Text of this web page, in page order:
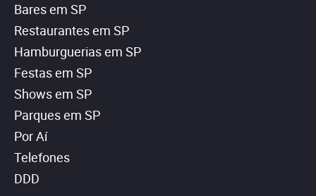
Bares em SP
Restaurantes em SP
Hamburguerias em SP
Festas em SP
Shows em SP
Parques em SP
Por Aí
Telefones
DDD